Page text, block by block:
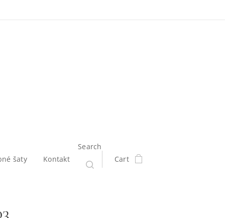
šaty Kontakt
Search
Cart